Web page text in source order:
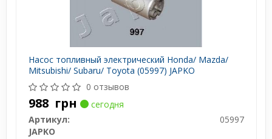
Насос топливный электрический Honda/ Mazda/
Mitsubishi/ Subaru/ Toyota (05997) JAPKO
0 отзывов
988 грн
сегодня
Артикул:
05997
JAPKO